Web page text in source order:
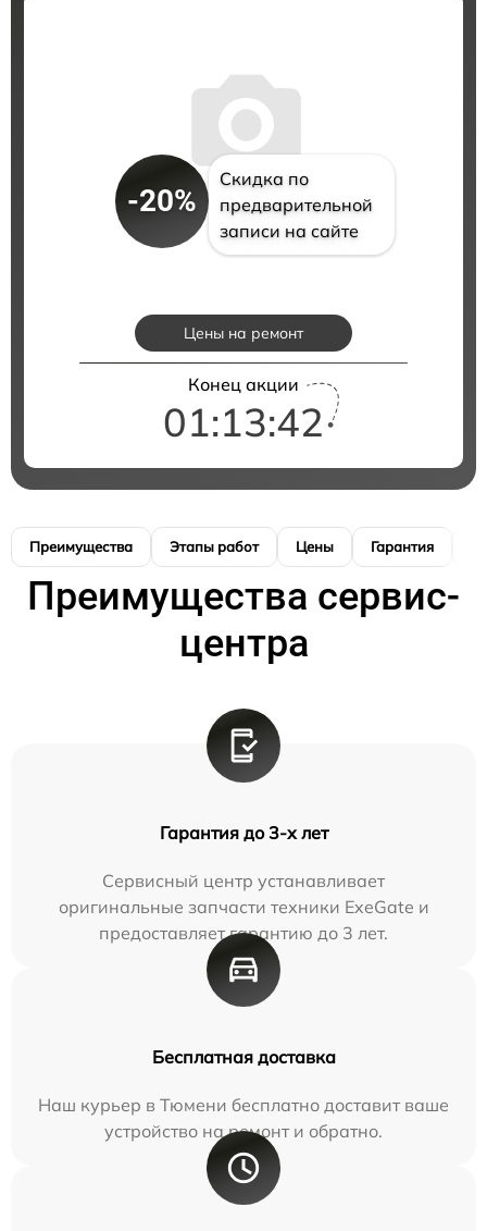
-20%
Скидка по
предварительной
записи на сайте
Цены на ремонт
Конец акции
01:13:41
Преимущества Этапы работ Цены Гарантия
Преимущества сервис-
центра
Гарантия до 3-х лет
Сервисный центр устанавливает
оригинальные запчасти техники ExeGate и
предоставляет гарантию до 3 лет.
Бесплатная доставка
Наш курьер в Тюмени бесплатно доставит ваше
устройство на ремонт и обратно.